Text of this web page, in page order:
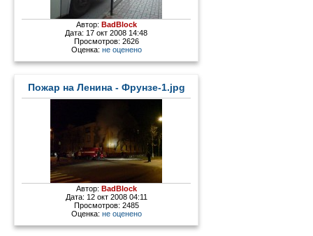
Автор: BadBlock
Дата: 17 окт 2008 14:48
Просмотров: 2626
Оценка: не оценено
Пожар на Ленина - Фрунзе-1.jpg
Автор: BadBlock
Дата: 12 окт 2008 04:11
Просмотров: 2485
Оценка: не оценено